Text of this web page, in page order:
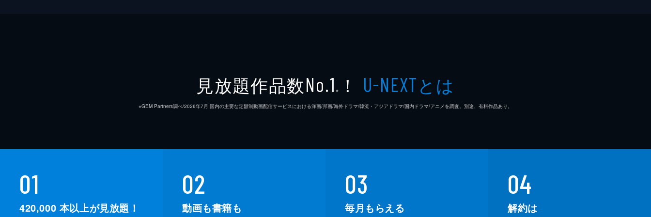
見放題作品数No.1 ※ ！ U-NEXTとは
※GEM Partners調べ/2026年7⽉ 国内の主要な定額制動画配信サービスにおける洋画/邦画/海外ドラマ/韓流・アジアドラマ/国内ドラマ/アニメを調査。別途、有料作品あり。
01
420,000 本以上が見放題！
02
動画も書籍も
03
毎月もらえる
04
解約は